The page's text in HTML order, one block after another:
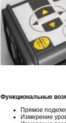
Функциональные
Прямое
Измерение